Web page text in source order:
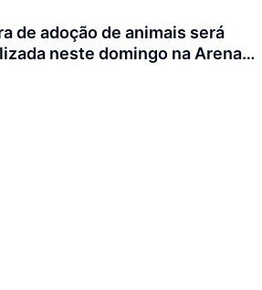
de adoção de animais será
neste domingo na Arena